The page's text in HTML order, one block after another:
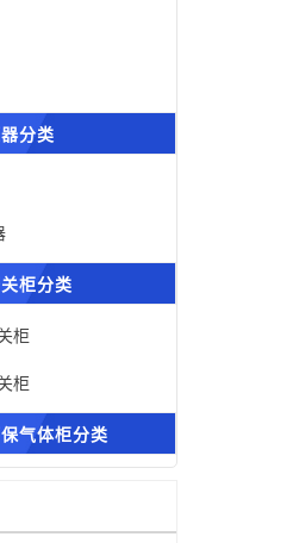
分类
柜分类
柜
柜
气体柜分类